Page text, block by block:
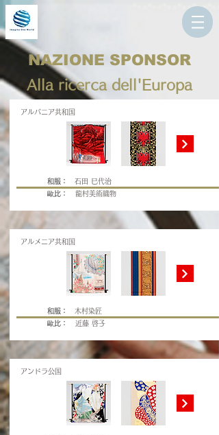
NAZIONE SPONSOR
Alla ricerca dell'Europa
アルバニア共和国
石田 巳代治
龍村美術織物
和服：
歐比：
アルメニア共和国
木村染匠
近藤 啓子
和服：
歐比：
アンドラ公国